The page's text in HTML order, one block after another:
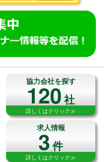
協力会社を探す
120社
詳しくはクリック≫
求人情報
3件
詳しくはクリック≫